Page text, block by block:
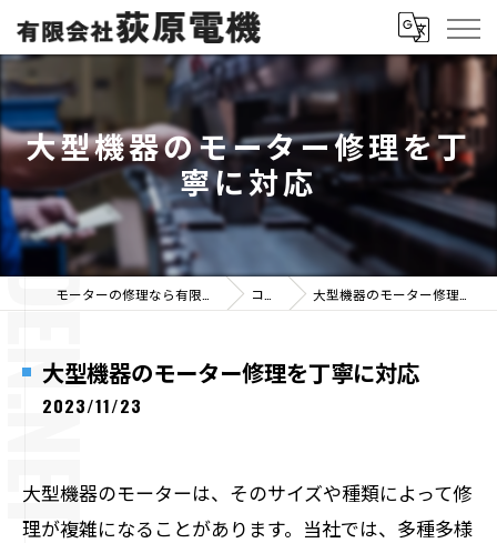
大型機器のモーター修理を丁
寧に対応
コラム 大型機器のモーター修理を丁寧に対応
大型機器のモーター修理を丁寧に対応
2023/11/23
大型機器のモーターは、そのサイズや種類によって修
理が複雑になることがあります。当社では、多種多様